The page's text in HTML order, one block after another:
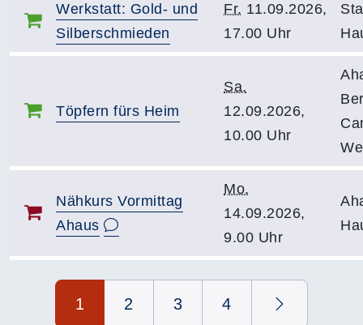
Werkstatt: Gold- und
Silberschmieden
Fr. 11.09.2026,
17.00 Uhr
Töpfern fürs Heim
Sa.
12.09.2026,
10.00 Uhr
Nähkurs Vormittag
Ahaus
Mo.
14.09.2026,
9.00 Uhr
1 2 3 4